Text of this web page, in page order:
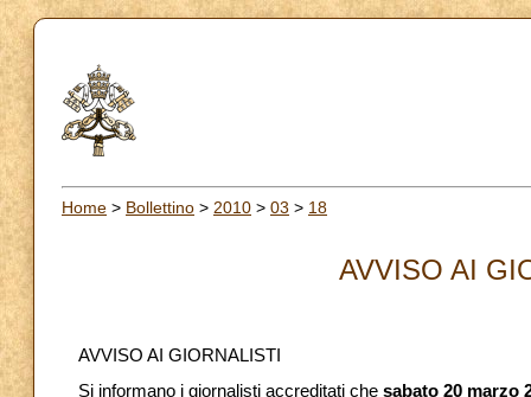
Home > Bollettino > 2010 > 03 > 18
AVVISO AI
AVVISO AI GIORNALISTI
Si informano i giornalisti accreditati che sabato 20 marzo